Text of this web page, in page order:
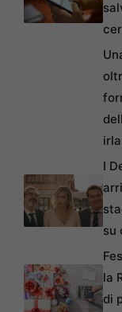
I
su
la
di